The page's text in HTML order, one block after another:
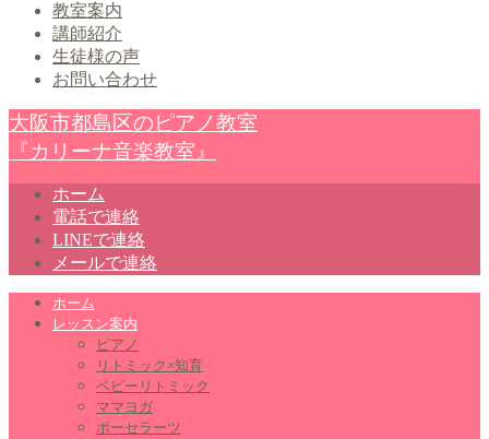
教室案内
講師紹介
生徒様の声
お問い合わせ
大阪市都島区のピアノ教室
『カリーナ音楽教室』
ホーム
電話で連絡
LINEで連絡
メールで連絡
ホーム
レッスン案内
ピアノ
リトミック×知育
ベビーリトミック
ママヨガ
ポーセラーツ